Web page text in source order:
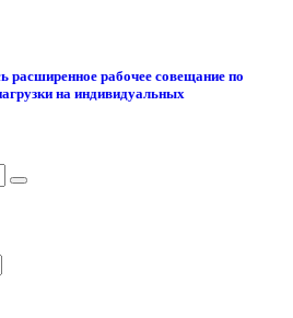
расширенное рабочее совещание по
на индивидуальных